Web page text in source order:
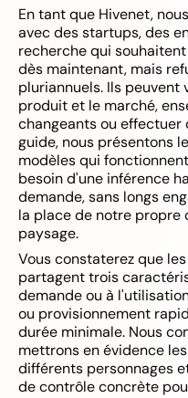
En tant que Hivenet,
avec des startups, des
recherche qui
dès maintenant, mais
pluriannuels. Ils
produit et le marché,
changeants ou effectuer
guide, nous présentons
modèles qui
besoin d'une inférence
demande, sans longs
la place de notre propre
paysage.
Vous constaterez que
partagent trois
demande ou à
ou provisionnement
durée minimale. Nous
mettrons en évidence
différents personnages
de contrôle concrète